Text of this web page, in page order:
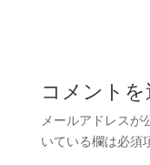
コメント
メールアドレスが
いている欄は必須